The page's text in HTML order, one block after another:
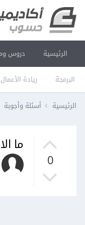
الرئيسية دروس
البرمجة ريادة الأعمال
الرئيسية أسئلة وأجوبة
0
ما